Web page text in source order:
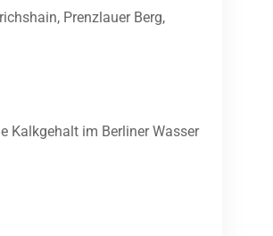
Prenzlauer Berg,
Kalkgehalt im Berliner Wasser